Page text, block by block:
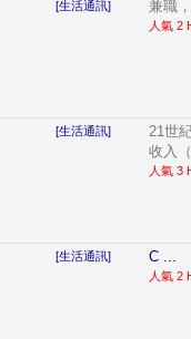
[生活通訊] 兼職
人氣 2
[生活通訊]
21世
收入
人氣 3
[生活通訊] C ...
人氣 2